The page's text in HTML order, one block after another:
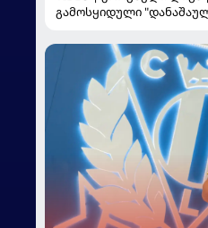
გამოსყიდული